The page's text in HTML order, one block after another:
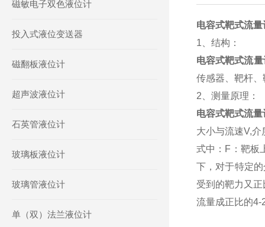
磁敏电子双色液位计
投入式液位变送器
磁翻板液位计
超声波液位计
石英管液位计
玻璃板液位计
玻璃管液位计
单（双）法兰液位计
电容式靶式流量
1、结构：
电容式靶式流量
传感器、靶杆
2、测量原理：
电容式靶式流量
大小与流速V,
式中：F：靶
下，对于特定
受到的靶力又
流量成正比的4-